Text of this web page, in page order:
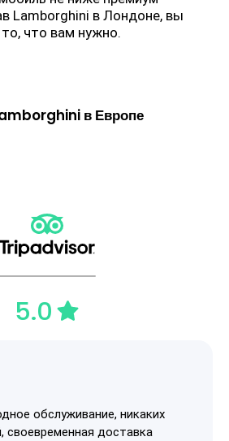
Lamborghini в Лондоне, вы
что вам нужно.
в Европе
5.0
обслуживание, никаких
своевременная доставка